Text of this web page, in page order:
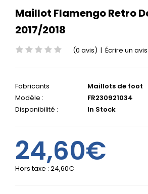
Maillot Flamengo Retro
2017/2018
(0 avis) | Écrire un avis
Fabricants
Maillots de foot
Modèle :
FR230921034
Disponibilité :
In Stock
24,60€
Hors taxe : 24,60€